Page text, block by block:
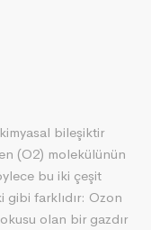
bileşiktir
(O2) molekülünün
bu iki çeşit
gibi farklıdır: Ozon
olan bir gazdır